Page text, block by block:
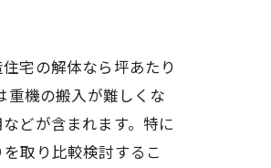
宅の解体なら坪あたり
重機の搬入が難しくな
どが含まれます。特に
取り比較検討するこ